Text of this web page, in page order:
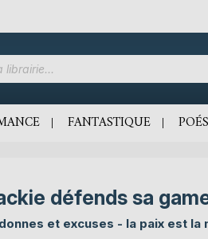
FANTASTIQUE
défends sa
et excuses - la paix est